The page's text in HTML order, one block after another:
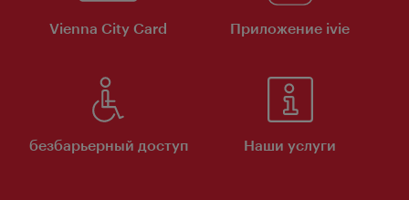
Vienna City Card Приложение ivie
безбарьерный доступ Наши услуги